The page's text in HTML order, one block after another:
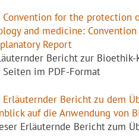
Convention for the protection
and medicine:
Report
Bericht zur
Seiten im PDF-Format
Erläuternder Bericht zu dem
auf die Anwendung von
Erläuternde Bericht zum